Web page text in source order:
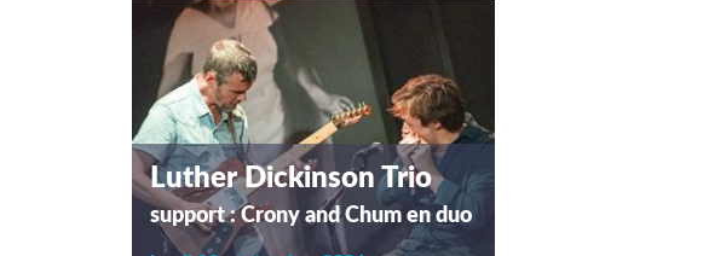
Luther Dickinson Trio
support : Crony and Chum en duo